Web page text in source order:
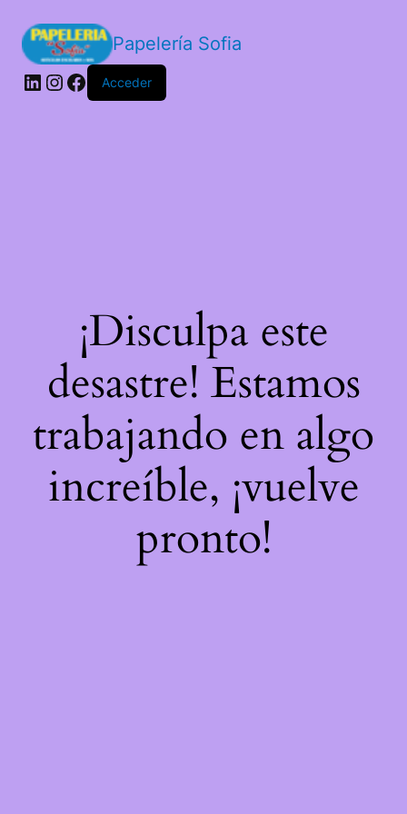
Papelería Sofia
LinkedIn
Instagram
Facebook
Acceder
¡Disculpa este
desastre! Estamos
trabajando en algo
increíble, ¡vuelve
pronto!